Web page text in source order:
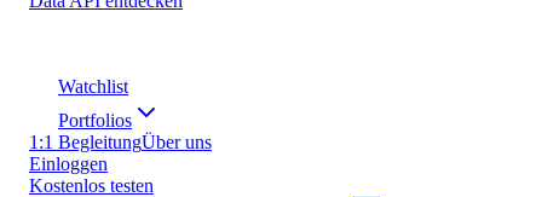
Watchlist
Portfolios
1:1 BegleitungÜber uns
Einloggen
Kostenlos testen